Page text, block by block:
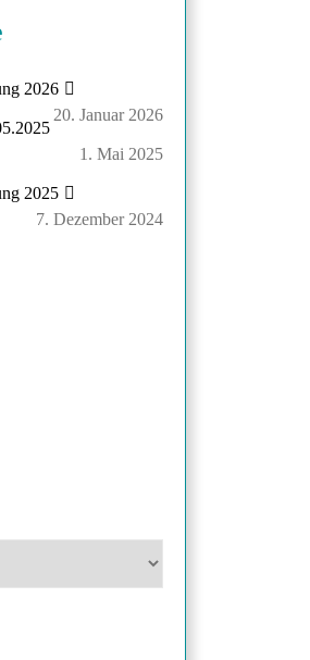
2026
20. Januar 2026
1. Mai 2025
2025
7. Dezember 2024